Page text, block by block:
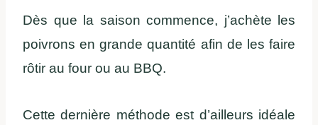
Dès que la saison commence, j’achète les
poivrons en grande quantité afin de les faire
rôtir au four ou au BBQ.
Cette dernière méthode est d’ailleurs idéale